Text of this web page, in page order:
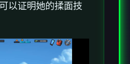
以证明她的揉面技